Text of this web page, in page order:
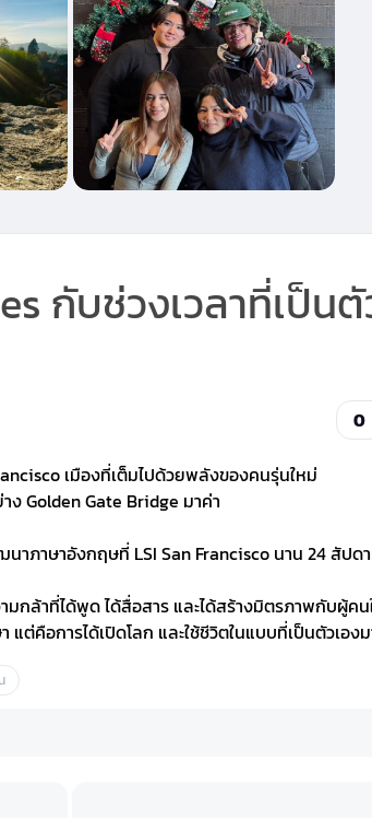
กับช่วงเวลาที่เป็นตั
0
เมืองที่เต็มไปด้วยพลังของคนรุ่นใหม่
ง Golden Gate Bridge มาค่า
าภาษาอังกฤษที่ LSI San Francisco นาน 24 สัปด
กล้าที่ได้พูด ได้สื่อสาร และได้สร้างมิตรภาพกับผู้คน
แต่คือการได้เปิดโลก และใช้ชีวิตในแบบที่เป็นตัวเอง